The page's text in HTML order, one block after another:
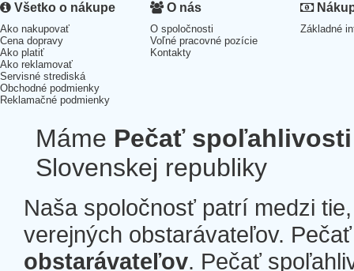
Všetko o nákupe
Ako nakupovať
Cena dopravy
Ako platiť
Ako reklamovať
Servisné strediská
Obchodné podmienky
Reklamačné podmienky
O nás
O spoločnosti
Voľné pracovné pozície
Kontakty
Základné
Máme Pečať spoľahlivosti
Slovenskej republiky
Naša spoločnosť patrí medzi
verejných obstarávateľov.
obstarávateľov. Pečať